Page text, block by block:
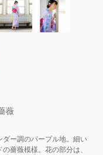
薇
ダー調のパープル地。細い
薔薇模様。花の部分は、